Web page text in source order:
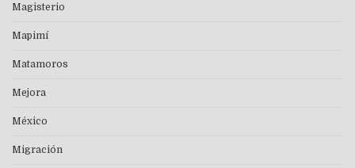
Magisterio
Mapimí
Matamoros
Mejora
México
Migración